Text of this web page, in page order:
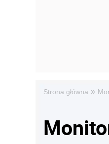
Strona główna »